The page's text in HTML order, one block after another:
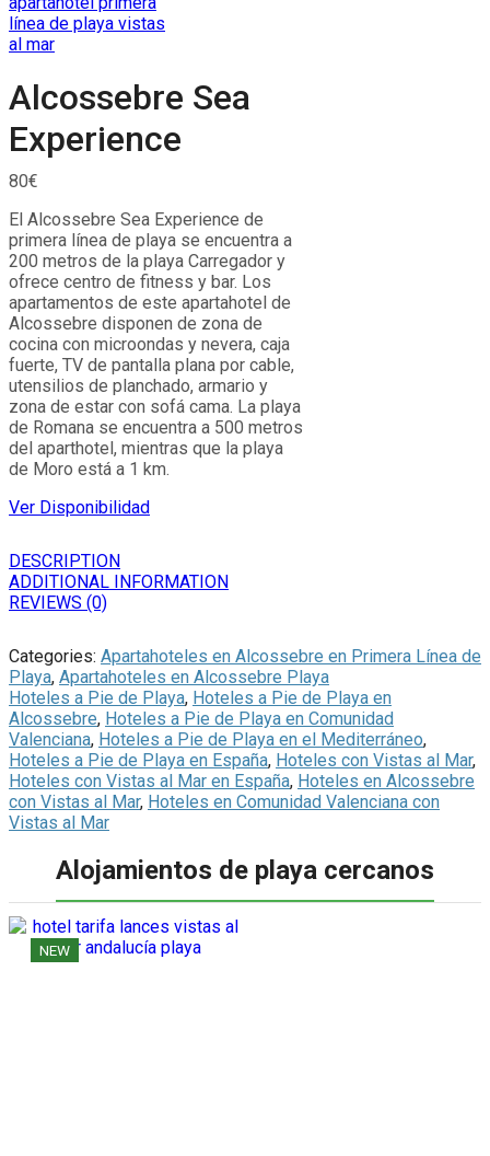
Alcossebre Sea
Experience
80€
El Alcossebre Sea Experience de
primera línea de playa se encuentra a
200 metros de la playa Carregador y
ofrece centro de fitness y bar. Los
apartamentos de este apartahotel de
Alcossebre disponen de zona de
cocina con microondas y nevera, caja
fuerte, TV de pantalla plana por cable,
utensilios de planchado, armario y
zona de estar con sofá cama. La playa
de Romana se encuentra a 500 metros
del aparthotel, mientras que la playa
de Moro está a 1 km.
Ver Disponibilidad
DESCRIPTION
ADDITIONAL INFORMATION
REVIEWS (0)
Categories: Apartahoteles en Alcossebre en Primera Línea de
Playa, Apartahoteles en Alcossebre Playa
Hoteles a Pie de Playa, Hoteles a Pie de Playa en
Alcossebre, Hoteles a Pie de Playa en Comunidad
Valenciana, Hoteles a Pie de Playa en el Mediterráneo,
Hoteles a Pie de Playa en España, Hoteles con Vistas al Mar,
Hoteles con Vistas al Mar en España, Hoteles en Alcossebre
con Vistas al Mar, Hoteles en Comunidad Valenciana con
Vistas al Mar
Alojamientos de playa cercanos
NEW